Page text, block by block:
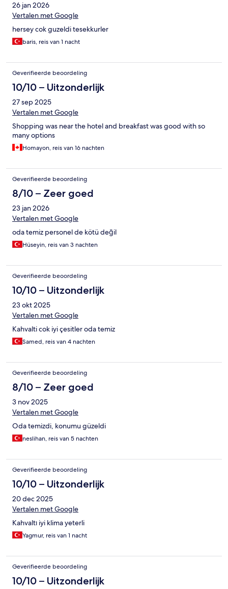
26 jan 2026
Vertalen met Google
hersey cok guzeldi tesekkurler
baris, reis van 1 nacht
Geverifieerde beoordeling
10/10 – Uitzonderlijk
27 sep 2025
Vertalen met Google
Shopping was near the hotel and breakfast was good with so
many options
Homayon, reis van 16 nachten
Geverifieerde beoordeling
8/10 – Zeer goed
23 jan 2026
Vertalen met Google
oda temiz personel de kötü değil
Hüseyin, reis van 3 nachten
Geverifieerde beoordeling
10/10 – Uitzonderlijk
23 okt 2025
Vertalen met Google
Kahvalti cok iyi çesitler oda temiz
Samed, reis van 4 nachten
Geverifieerde beoordeling
8/10 – Zeer goed
3 nov 2025
Vertalen met Google
Oda temizdi, konumu güzeldi
neslihan, reis van 5 nachten
Geverifieerde beoordeling
10/10 – Uitzonderlijk
20 dec 2025
Vertalen met Google
Kahvaltı iyi klima yeterli
Yagmur, reis van 1 nacht
Geverifieerde beoordeling
10/10 – Uitzonderlijk